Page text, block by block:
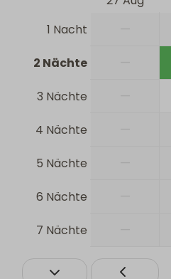
1 Nacht
2 Nächte
3 Nächte
4 Nächte
5 Nächte
6 Nächte
7 Nächte